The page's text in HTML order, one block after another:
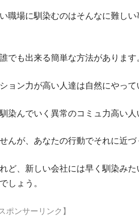
職場に馴染むのはそんなに難し
でも出来る簡単な方法があります
ョン力が高い人達は自然にやって
染んでいく異常のコミュ力高い人
んが、あなたの行動でそれに近づ
ど、新しい会社には早く馴染みた
しょう。
スポンサーリンク】